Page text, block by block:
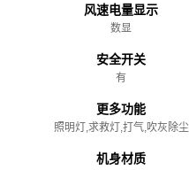
风速电量显示
数显
安全开关
有
更多功能
照明灯,求救灯,打气,吹灰除尘
机身材质